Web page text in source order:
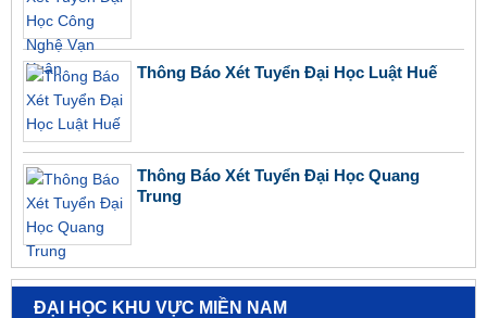
Thông Báo Xét Tuyển Đại Học Luật Huế
Thông Báo Xét Tuyển Đại Học Quang
Trung
ĐẠI HỌC KHU VỰC MIỀN NAM